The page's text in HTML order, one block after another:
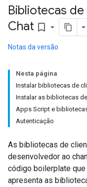
Bibliotecas
Chat bookmark_border
Notas da versão
Nesta página
Instalar bibliotecas de
Instalar as bibliotecas
Apps Script e
Autenticação
As bibliotecas de
desenvolvedor ao
código boilerplate
apresenta as